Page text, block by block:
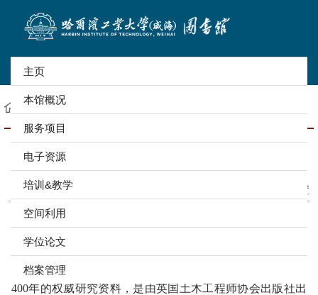
主页
本馆概况
服务项目
电子资源
培训&教学
空间利用
学位论文
档案管理
英国土木工程师协会（ICE）电子书
发布时间：2021-06-16
设置
1访问内容：
400年的权威研究资料，是由英国土木工程师协会出版社出